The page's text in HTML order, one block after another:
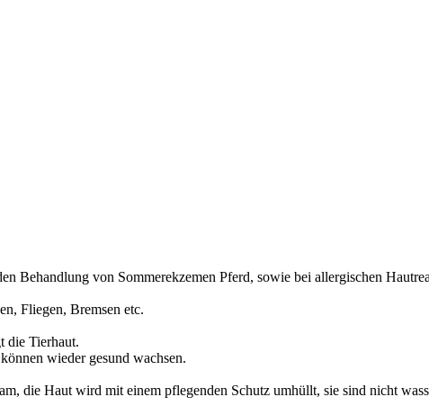
Behandlung von Sommerekzemen Pferd, sowie bei allergischen
Fliegen, Bremsen etc.
die Tierhaut.
wieder gesund wachsen.
die Haut wird mit einem pflegenden Schutz umhüllt, sie sind nicht